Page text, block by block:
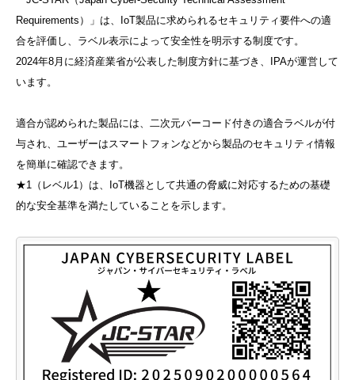
Requirements）」は、IoT製品に求められるセキュリティ要件への適
合を評価し、ラベル表示によって安全性を明示する制度です。
2024年8月に経済産業省が公表した制度方針に基づき、IPAが運営して
います。
適合が認められた製品には、二次元バーコード付きの適合ラベルが付
与され、ユーザーはスマートフォンなどから製品のセキュリティ情報
を簡単に確認できます。
★1（レベル1）は、IoT機器として共通の脅威に対応するための基礎
的な安全基準を満たしていることを示します。